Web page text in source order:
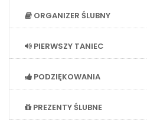
ORGANIZER ŚLUBNY
PIERWSZY TANIEC
PODZIĘKOWANIA
PREZENTY ŚLUBNE